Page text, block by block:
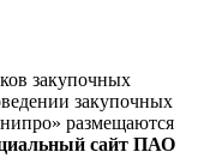
закупочных
закупочных
размещаются
сайт ПАО